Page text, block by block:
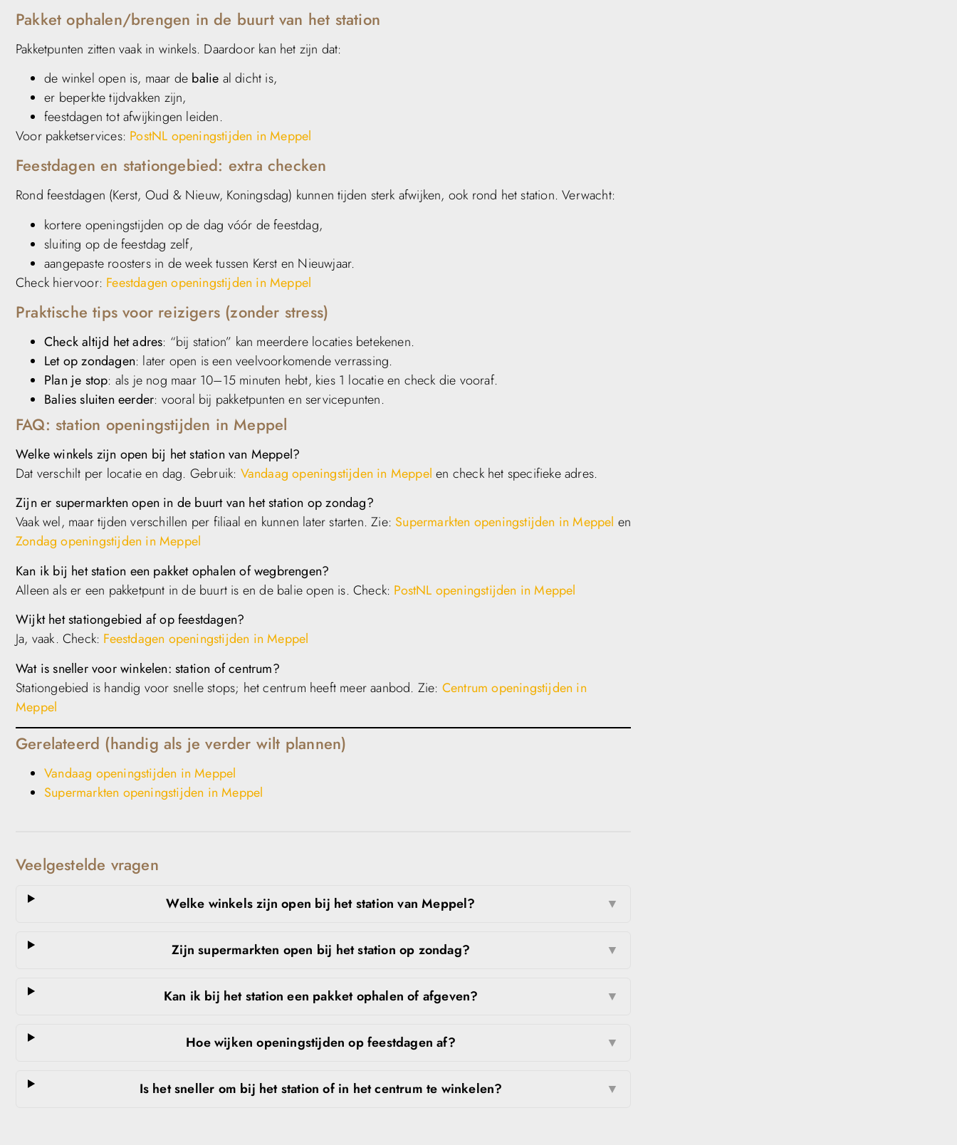
Pakket ophalen/brengen in de buurt van het station
Pakketpunten zitten vaak in winkels. Daardoor kan het zijn dat:
de winkel open is, maar de balie al dicht is,
er beperkte tijdvakken zijn,
feestdagen tot afwijkingen leiden.
Voor pakketservices: PostNL openingstijden in Meppel
Feestdagen en stationgebied: extra checken
Rond feestdagen (Kerst, Oud & Nieuw, Koningsdag) kunnen tijden sterk afwijken, ook rond het station. Verwacht:
kortere openingstijden op de dag vóór de feestdag,
sluiting op de feestdag zelf,
aangepaste roosters in de week tussen Kerst en Nieuwjaar.
Check hiervoor: Feestdagen openingstijden in Meppel
Praktische tips voor reizigers (zonder stress)
Check altijd het adres: “bij station” kan meerdere locaties betekenen.
Let op zondagen: later open is een veelvoorkomende verrassing.
Plan je stop: als je nog maar 10–15 minuten hebt, kies 1 locatie en check die vooraf.
Balies sluiten eerder: vooral bij pakketpunten en servicepunten.
FAQ: station openingstijden in Meppel
Welke winkels zijn open bij het station van Meppel?
Dat verschilt per locatie en dag. Gebruik: Vandaag openingstijden in Meppel en check het specifieke adres.
Zijn er supermarkten open in de buurt van het station op zondag?
Vaak wel, maar tijden verschillen per filiaal en kunnen later starten. Zie: Supermarkten openingstijden in Meppel en
Zondag openingstijden in Meppel
Kan ik bij het station een pakket ophalen of wegbrengen?
Alleen als er een pakketpunt in de buurt is en de balie open is. Check: PostNL openingstijden in Meppel
Wijkt het stationgebied af op feestdagen?
Ja, vaak. Check: Feestdagen openingstijden in Meppel
Wat is sneller voor winkelen: station of centrum?
Stationgebied is handig voor snelle stops; het centrum heeft meer aanbod. Zie: Centrum openingstijden in
Meppel
Gerelateerd (handig als je verder wilt plannen)
Vandaag openingstijden in Meppel
Supermarkten openingstijden in Meppel
Veelgestelde vragen
Welke winkels zijn open bij het station van Meppel? ▼
Zijn supermarkten open bij het station op zondag? ▼
Kan ik bij het station een pakket ophalen of afgeven? ▼
Hoe wijken openingstijden op feestdagen af? ▼
Is het sneller om bij het station of in het centrum te winkelen? ▼